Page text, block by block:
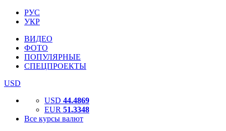
РУС
УКР
ВИДЕО
ФОТО
ПОПУЛЯРНЫЕ
СПЕЦПРОЕКТЫ
USD
USD 44.4869
EUR 51.3348
Все курсы валют